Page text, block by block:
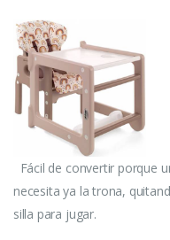
Fácil de convertir porque
necesita ya la trona,
silla para jugar.